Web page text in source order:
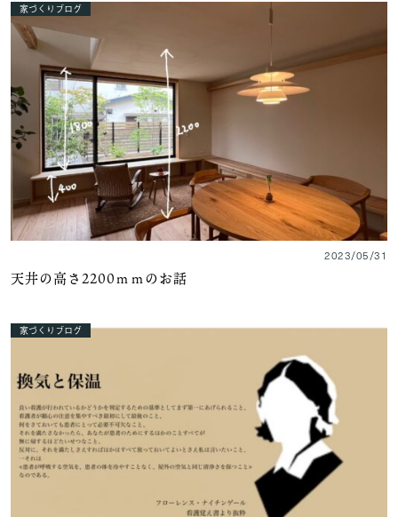
家づくりブログ
2023/05/31
天井の高さ2200ｍｍのお話
家づくりブログ